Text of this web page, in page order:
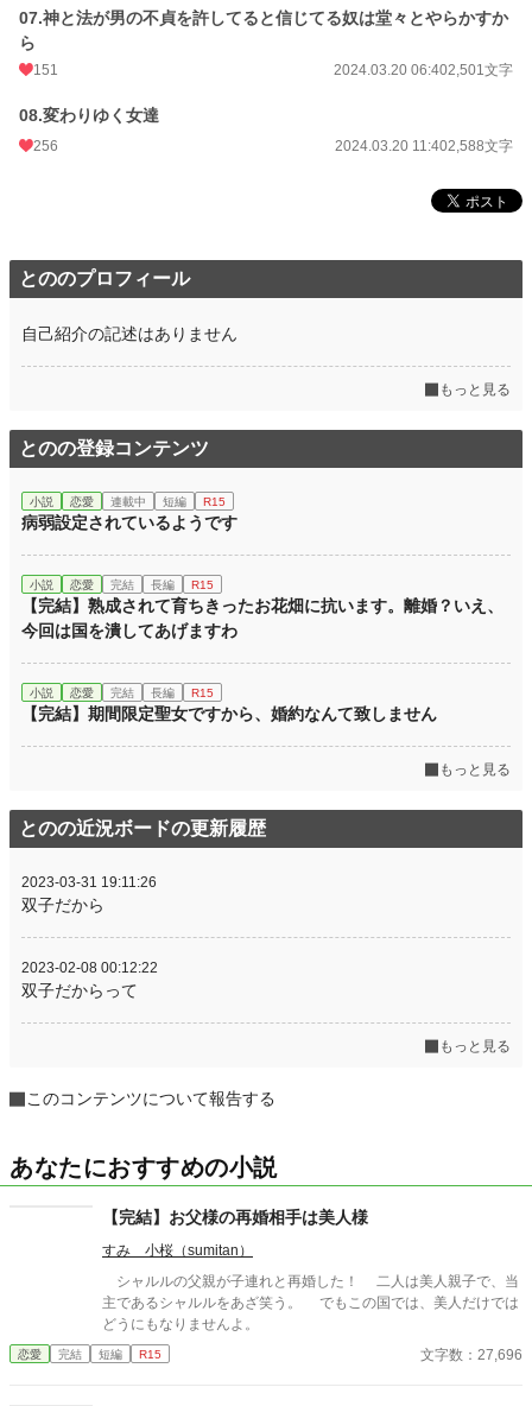
初回完結日時 2024.03.20 17:30
週間ポイント
月間ポイント 912 pt (25,392 位)
年間ポイント
07.神と法が男の不貞を許してると信じてる奴は堂々とやらかすか
ら
151 2024.03.20 06:402,501文字
08.変わりゆく女達
256 2024.03.20 11:402,588文字
とののプロフィール
自己紹介の記述はありません
もっと見る
とのの登録コンテンツ
小説 恋愛 連載中 短編 R15
病弱設定されているようです
小説 恋愛 完結 長編 R15
【完結】熟成されて育ちきったお花畑に抗います。離婚？いえ、
今回は国を潰してあげますわ
小説 恋愛 完結 長編 R15
【完結】期間限定聖女ですから、婚約なんて致しません
もっと見る
とのの近況ボードの更新履歴
2023-03-31 19:11:26
双子だから
2023-02-08 00:12:22
双子だからって
もっと見る
このコンテンツについて報告する
あなたにおすすめの小説
【完結】お父様の再婚相手は美人様
すみ 小桜（sumitan）
シャルルの父親が子連れと再婚した！ 二人は美人親子で、当
主であるシャルルをあざ笑う。 でもこの国では、美人だけでは
どうにもなりませんよ。
恋愛 完結 短編 R15 文字数：27,696